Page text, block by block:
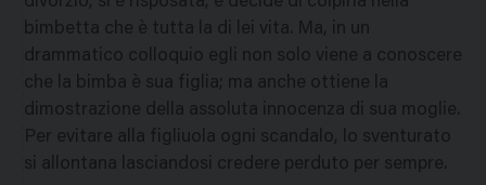
bimbetta che è tutta la di lei vita. Ma, in un
drammatico colloquio egli non solo viene a conoscere
che la bimba è sua figlia; ma anche ottiene la
dimostrazione della assoluta innocenza di sua moglie.
Per evitare alla figliuola ogni scandalo, lo sventurato
si allontana lasciandosi credere perduto per sempre.